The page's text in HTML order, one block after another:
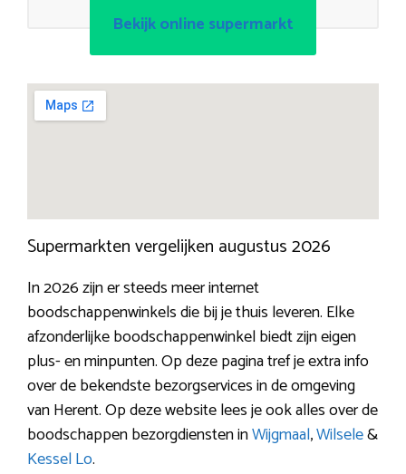
Bekijk online supermarkt
Supermarkten vergelijken augustus 2026
In 2026 zijn er steeds meer internet
boodschappenwinkels die bij je thuis leveren. Elke
afzonderlijke boodschappenwinkel biedt zijn eigen
plus- en minpunten. Op deze pagina tref je extra info
over de bekendste bezorgservices in de omgeving
van Herent. Op deze website lees je ook alles over de
boodschappen bezorgdiensten inWijgmaal,Wilsele&
Kessel Lo.